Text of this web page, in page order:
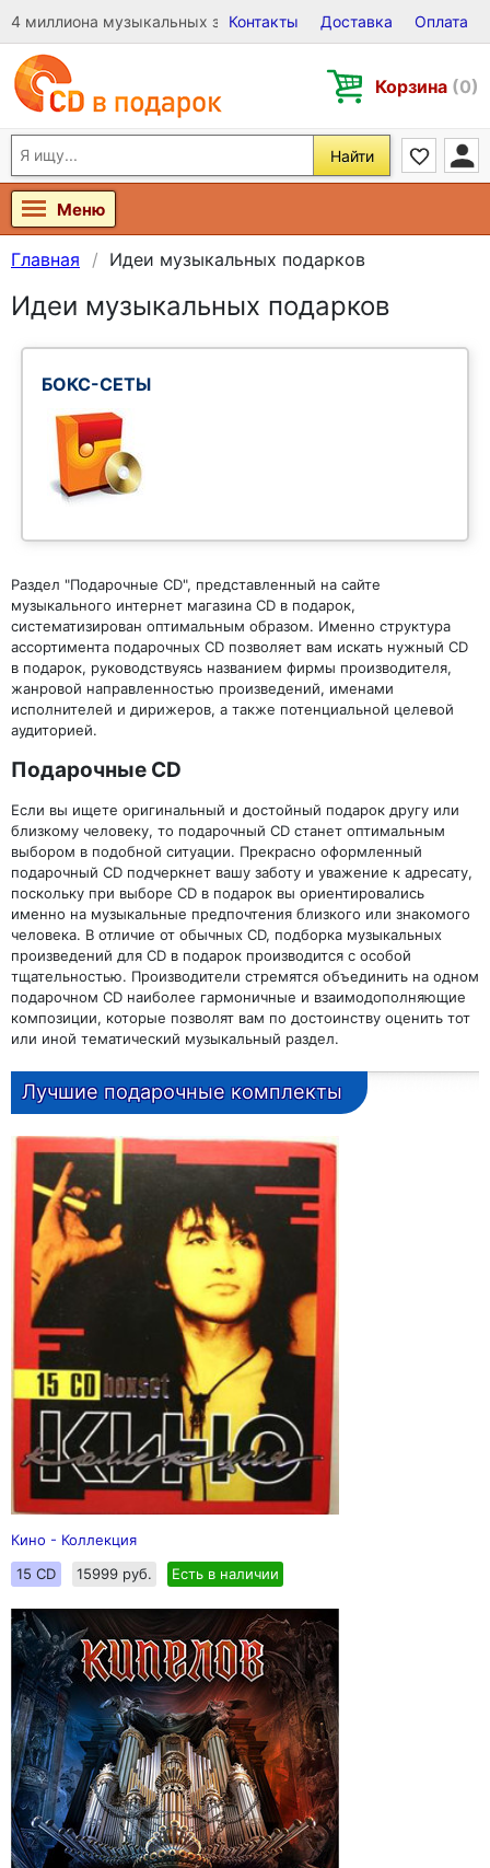
4 миллиона музыкальных записей на Виниле, CD и DVD
Контакты Доставка Оплата
Корзина (0)
Найти
Меню
Главная Идеи музыкальных подарков
Идеи музыкальных подарков
БОКС-СЕТЫ
Раздел "Подарочные CD", представленный на сайте
музыкального интернет магазина CD в подарок,
систематизирован оптимальным образом. Именно структура
ассортимента подарочных CD позволяет вам искать нужный CD
в подарок, руководствуясь названием фирмы производителя,
жанровой направленностью произведений, именами
исполнителей и дирижеров, а также потенциальной целевой
аудиторией.
Подарочные CD
Если вы ищете оригинальный и достойный подарок другу или
близкому человеку, то подарочный CD станет оптимальным
выбором в подобной ситуации. Прекрасно оформленный
подарочный CD подчеркнет вашу заботу и уважение к адресату,
поскольку при выборе CD в подарок вы ориентировались
именно на музыкальные предпочтения близкого или знакомого
человека. В отличие от обычных CD, подборка музыкальных
произведений для CD в подарок производится с особой
тщательностью. Производители стремятся объединить на одном
подарочном CD наиболее гармоничные и взаимодополняющие
композиции, которые позволят вам по достоинству оценить тот
или иной тематический музыкальный раздел.
Лучшие подарочные комплекты
Кино - Коллекция
15 CD
15999 руб. Есть в наличии